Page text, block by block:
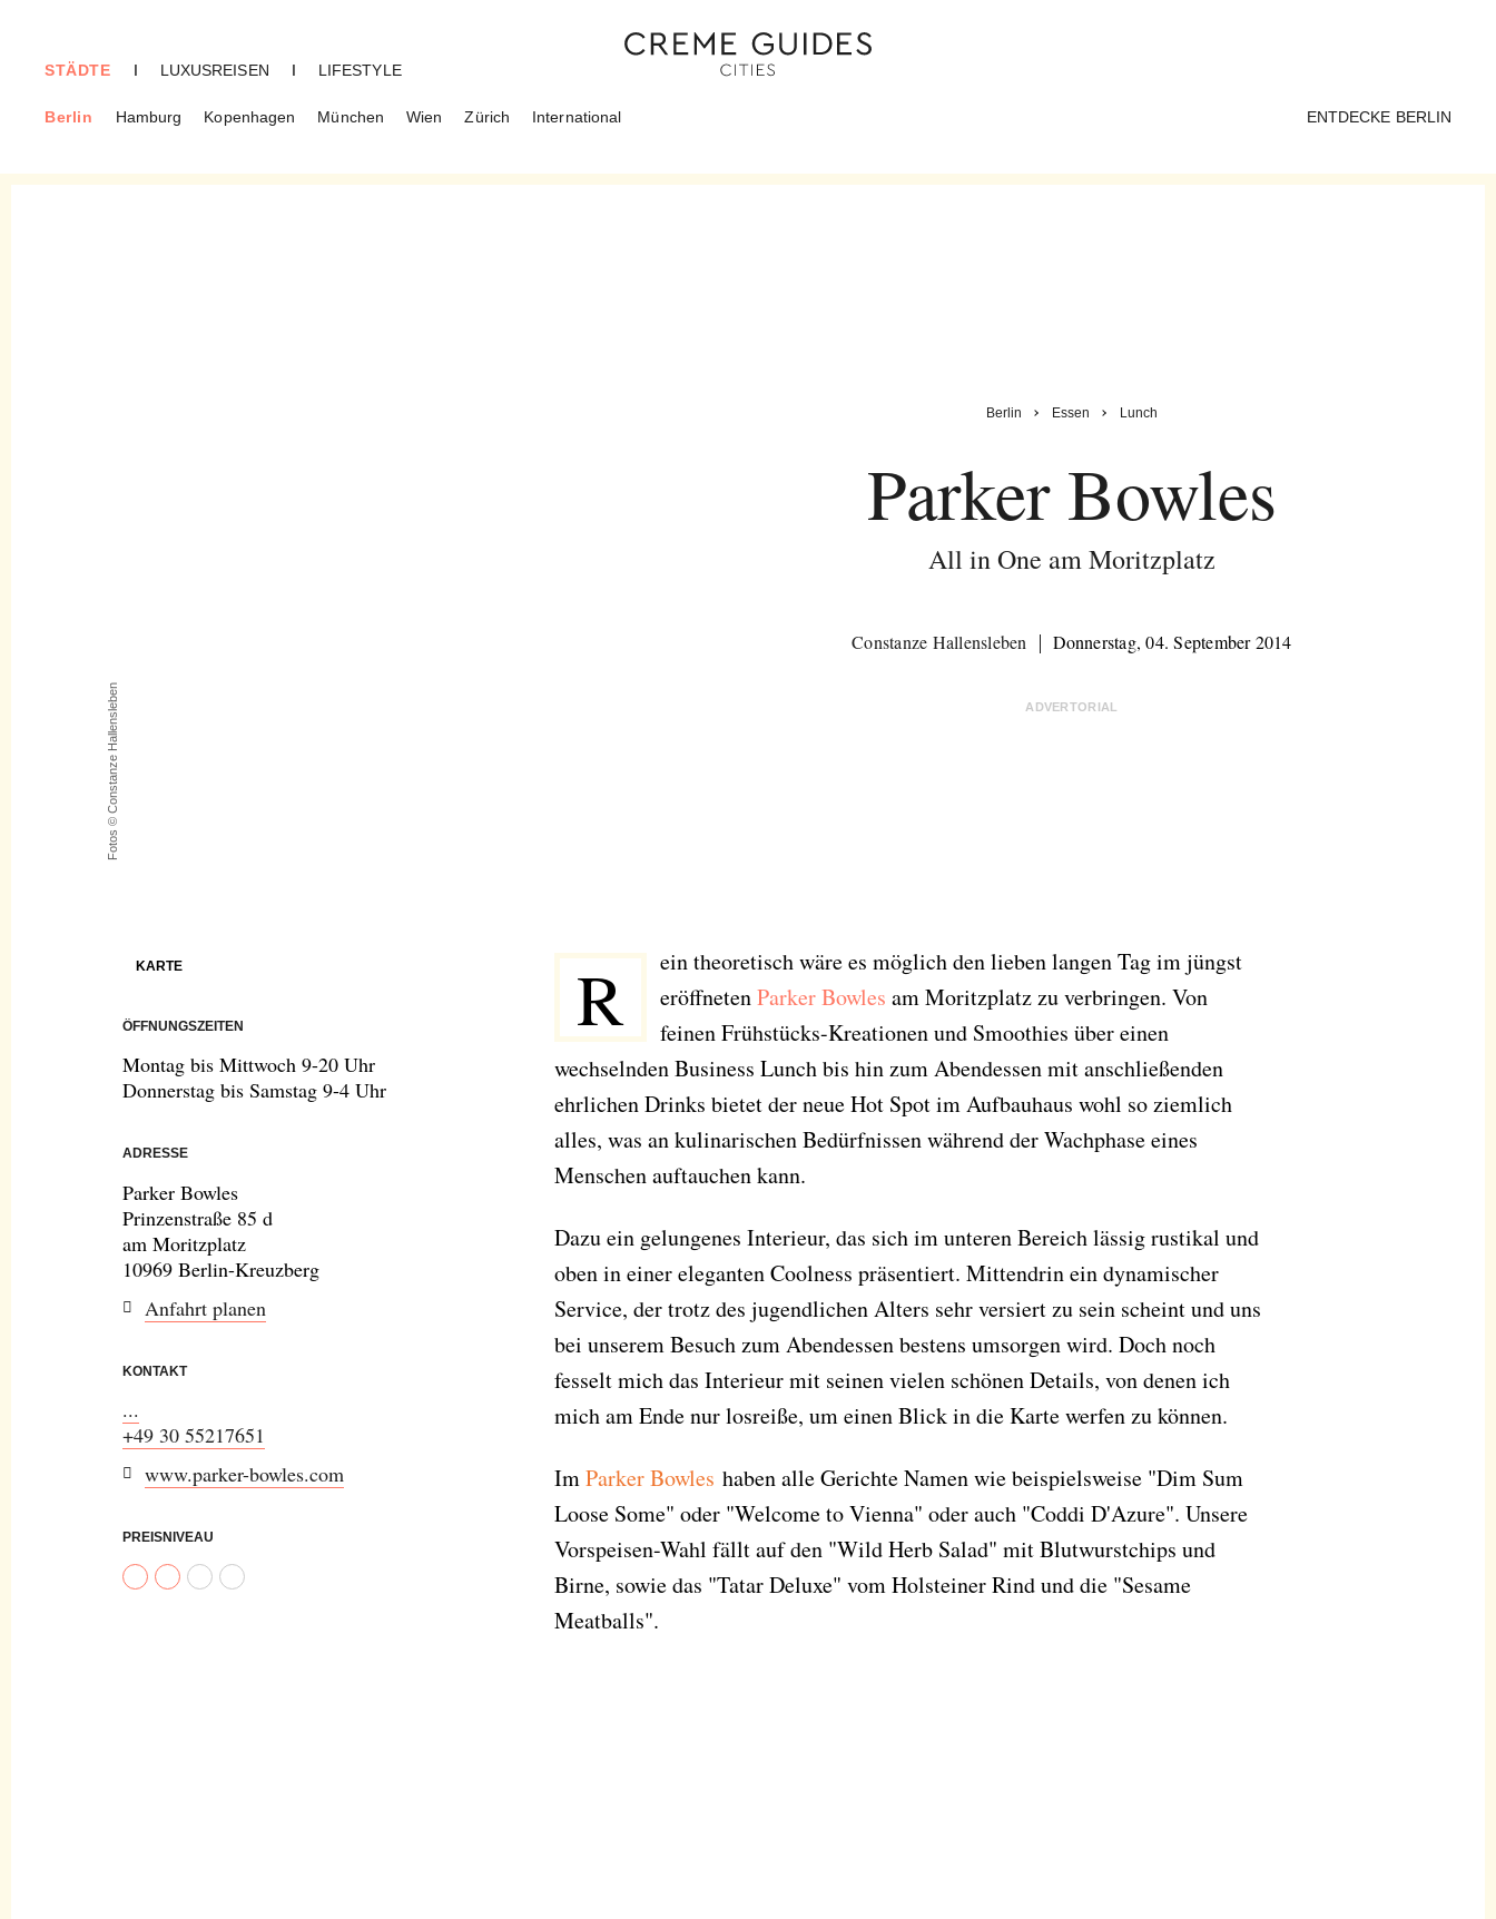
STÄDTE
Berlin Hamburg Kopenhagen München Wien Zürich International
I LUXUSREISEN I LIFESTYLE
ENTDECKE BERLIN
Berlin Essen Lunch
Parker Bowles
All in One am Moritzplatz
Constanze Hallensleben Donnerstag, 04. September 2014
ADVERTORIAL
Fotos © Constanze Hallensleben
KARTE
ÖFFNUNGSZEITEN
Montag bis Mittwoch 9-20 Uhr
Donnerstag bis Samstag 9-4 Uhr
ADRESSE
Parker Bowles
Prinzenstraße 85 d
am Moritzplatz
10969 Berlin-Kreuzberg
Anfahrt planen
KONTAKT
...
+49 30 55217651
www.parker-bowles.com
PREISNIVEAU
R
ein theoretisch wäre es möglich den lieben langen Tag im jüngst
eröffnetenParker Bowles am Moritzplatz zu verbringen. Von
feinen Frühstücks-Kreationen und Smoothies über einen
wechselnden Business Lunch bis hin zum Abendessen mit anschließenden
ehrlichen Drinks bietet der neue Hot Spot im Aufbauhaus wohl so ziemlich
alles, was an kulinarischen Bedürfnissen während der Wachphase eines
Menschen auftauchen kann.
Dazu ein gelungenes Interieur, das sich im unteren Bereich lässig rustikal und
oben in einer eleganten Coolness präsentiert. Mittendrin ein dynamischer
Service, der trotz des jugendlichen Alters sehr versiert zu sein scheint und uns
bei unserem Besuch zum Abendessen bestens umsorgen wird. Doch noch
fesselt mich das Interieur mit seinen vielen schönen Details, von denen ich
mich am Ende nur losreiße, um einen Blick in die Karte werfen zu können.
ImParker Bowles haben alle Gerichte Namen wie beispielsweise "Dim Sum
Loose Some" oder "Welcome to Vienna" oder auch "Coddi D'Azure". Unsere
Vorspeisen-Wahl fällt auf den "Wild Herb Salad" mit Blutwurstchips und
Birne, sowie das "Tatar Deluxe" vom Holsteiner Rind und die "Sesame
Meatballs".